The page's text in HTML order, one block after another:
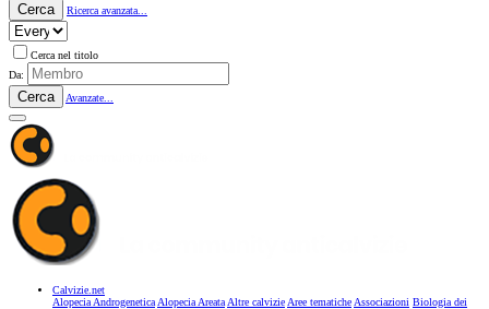
Cerca Ricerca avanzata...
Cerca nel titolo
Da:
Cerca Avanzate...
Calvizie.net
Alopecia AndrogeneticaAlopecia AreataAltre calvizieAree tematicheAssociazioni Biologia dei